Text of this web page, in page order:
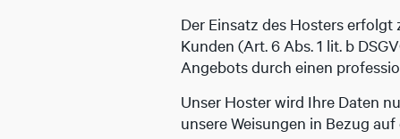
Der Einsatz des Hosters
Kunden (Art. 6 Abs. 1 lit. b
Angebots durch einen
Unser Hoster wird Ihre Daten
unsere Weisungen in Bezug